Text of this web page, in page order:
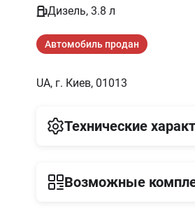
Дизель, 3.8 л
Автомобиль продан
UA, г. Киев, 01013
Технические
Нормы токсичности
V
Возможные